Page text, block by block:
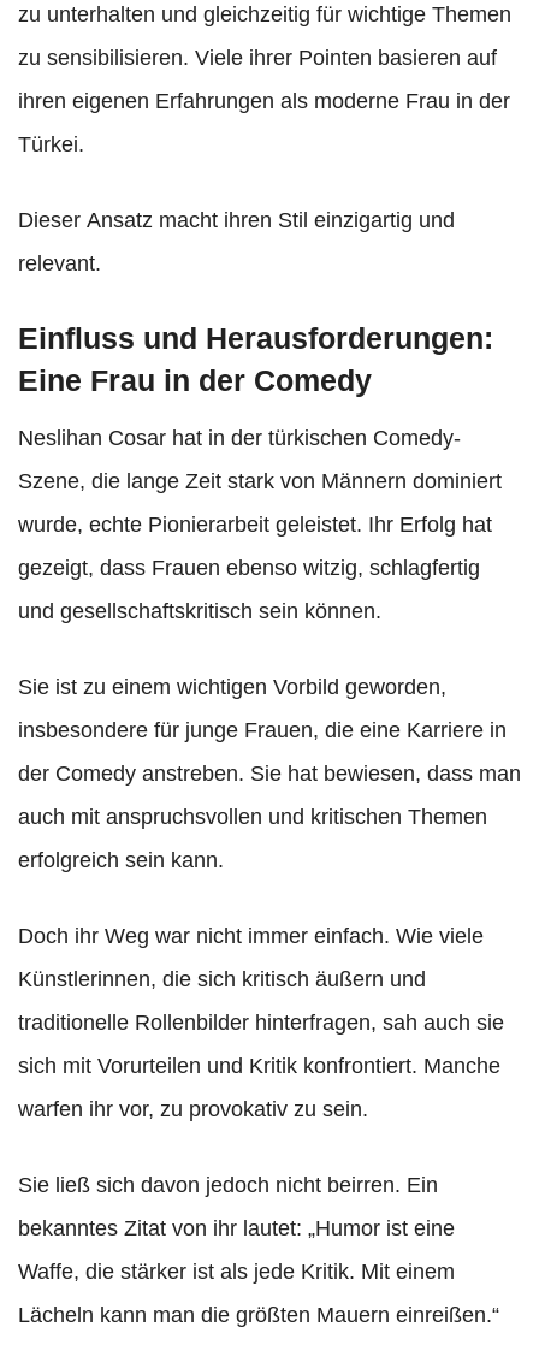
zu unterhalten und gleichzeitig für wichtige Themen
zu sensibilisieren. Viele ihrer Pointen basieren auf
ihren eigenen Erfahrungen als moderne Frau in der
Türkei.
Dieser Ansatz macht ihren Stil einzigartig und
relevant.
Einfluss und Herausforderungen:
Eine Frau in der Comedy
Neslihan Cosar hat in der türkischen Comedy-
Szene, die lange Zeit stark von Männern dominiert
wurde, echte Pionierarbeit geleistet. Ihr Erfolg hat
gezeigt, dass Frauen ebenso witzig, schlagfertig
und gesellschaftskritisch sein können.
Sie ist zu einem wichtigen Vorbild geworden,
insbesondere für junge Frauen, die eine Karriere in
der Comedy anstreben. Sie hat bewiesen, dass man
auch mit anspruchsvollen und kritischen Themen
erfolgreich sein kann.
Doch ihr Weg war nicht immer einfach. Wie viele
Künstlerinnen, die sich kritisch äußern und
traditionelle Rollenbilder hinterfragen, sah auch sie
sich mit Vorurteilen und Kritik konfrontiert. Manche
warfen ihr vor, zu provokativ zu sein.
Sie ließ sich davon jedoch nicht beirren. Ein
bekanntes Zitat von ihr lautet: „Humor ist eine
Waffe, die stärker ist als jede Kritik. Mit einem
Lächeln kann man die größten Mauern einreißen.“